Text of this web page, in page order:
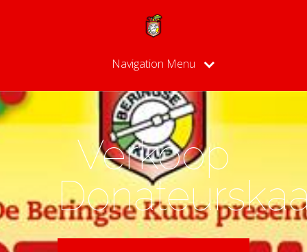
Navigation Menu
Verkoop